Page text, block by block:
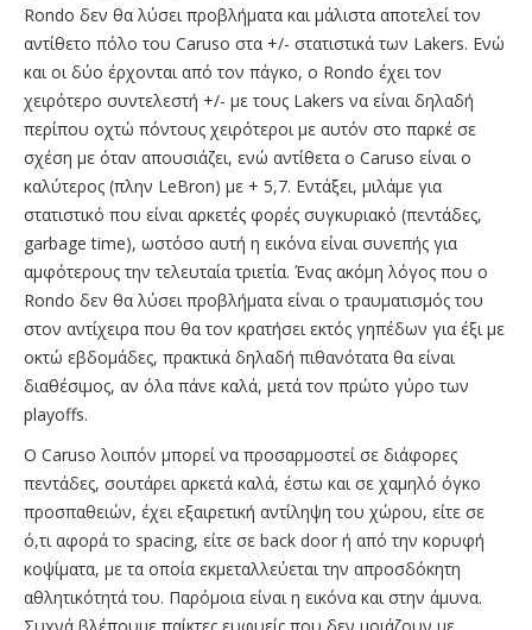
Rondo δεν θα λύσει προβλήματα και μάλιστα αποτελεί τον
αντίθετο πόλο του Caruso στα +/- στατιστικά των Lakers. Ενώ
και οι δύο έρχονται από τον πάγκο, ο Rondo έχει τον
χειρότερο συντελεστή +/- με τους Lakers να είναι δηλαδή
περίπου οχτώ πόντους χειρότεροι με αυτόν στο παρκέ σε
σχέση με όταν απουσιάζει, ενώ αντίθετα ο Caruso είναι ο
καλύτερος (πλην LeBron) με + 5,7. Εντάξει, μιλάμε για
στατιστικό που είναι αρκετές φορές συγκυριακό (πεντάδες,
garbage time), ωστόσο αυτή η εικόνα είναι συνεπής για
αμφότερους την τελευταία τριετία. Ένας ακόμη λόγος που ο
Rondo δεν θα λύσει προβλήματα είναι ο τραυματισμός του
στον αντίχειρα που θα τον κρατήσει εκτός γηπέδων για έξι με
οκτώ εβδομάδες, πρακτικά δηλαδή πιθανότατα θα είναι
διαθέσιμος, αν όλα πάνε καλά, μετά τον πρώτο γύρο των
playoffs.
Ο Caruso λοιπόν μπορεί να προσαρμοστεί σε διάφορες
πεντάδες, σουτάρει αρκετά καλά, έστω και σε χαμηλό όγκο
προσπαθειών, έχει εξαιρετική αντίληψη του χώρου, είτε σε
ό,τι αφορά το spacing, είτε σε back door ή από την κορυφή
κοψίματα, με τα οποία εκμεταλλεύεται την απροσδόκητη
αθλητικότητά του. Παρόμοια είναι η εικόνα και στην άμυνα.